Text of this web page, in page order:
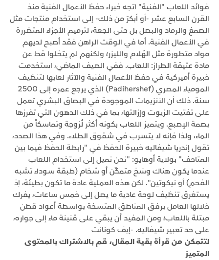
فوائد اللعاب "الفنية" اتجه خبراء حفظ الأعمال الفنية منذ
القرن السابع عشر -أو أبكرَ من ذلك- إلى استخدام منتجات مثل
الصمغ والرماد والبصل بل حتى الجعة، لترميم الأجزاء المتضررة
في الأعمال الفنية. أما في الوقت الراهن فقد أصبح لديهم
مواد متطورة مثل الهُلام والليزر؛ ولكنهم لم يتخلوا قط عن
مادة عتيقة الطراز: اللعاب. ففي الصيف الماضي، استخدمت
خبيرة أميركية في حفظ الأعمال الفنية والآثار لعابها لتنظيف
المومياء المصري (Padihershef) الذي يرجع عمره إلى 2500
سنة. ذلك أن الأنزيمات الموجودة في البصاق البشري تعمل
على تفتيت الزيوت وإزالتها، بما في ذلك الدهون التي تفرزها
بصمة الإصبع. ويتميز اللعاب بكونه أكثر لُزوجة وتماسكاً من
الماء، ولذا فإنه لا يتسرب في شقوق الطلاء. وفي هذا الصدد،
تقول إندريا شيفاليه خبيرة الحفظ في "رابطة الحفظ فيما بين
المتاحف" بولاية أوهايو: "نحن نميل إلى استخدام اللعاب
عندما يكون هناك وسَخ متمكّن أو سُخام (طبقة سوداء تشبه
الفحم) أو نيكوتين". لكن هذه العملية عادة ما تكون بطيئة، إذ
يستغرق تنظيف لوحة عادية ما يصل إلى خمس ساعات، يفرك
خلالها العامل برفق المناطق المتسخة بواسطة أعواد قطن
مبتلة باللعاب؛ ومن المفيد أن يبقي على قنينة ماء إلى جواره،
على حد تعبير شيفاليه. -إيف كونانت
لتتمكن من قرأة بقية المقال، قم بالاشتراك بالمحتوى
المتميز